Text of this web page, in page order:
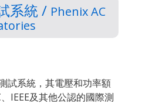
系統 / Phenix AC
試系統，其電壓和功率額
IEEE及其他公認的國際測